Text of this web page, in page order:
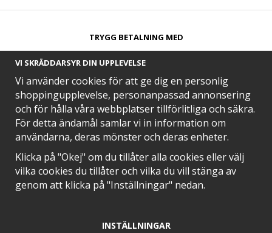
TRYGG BETALNING MED​
SNABB LEVERANS MED
EN DEL AV
VI SKRÄDDARSYR DIN UPPLEVELSE
Vi använder cookies för att ge dig en personlig
shoppingupplevelse, personanpassad annonsering
och för hålla våra webbplatser tillförlitliga och säkra.
För detta ändamål samlar vi in information om
användarna, deras mönster och deras enheter.
Klicka på "Okej" om du tillåter alla cookies eller välj
vilka cookies du tillåter och vilka du vill stänga av
genom att klicka på "Inställningar" nedan.
INSTÄLLNINGAR